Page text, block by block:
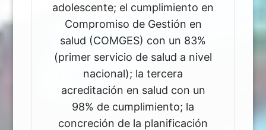
adolescente; el cumplimiento en
Compromiso de Gestión en
salud (COMGES) con un 83%
(primer servicio de salud a nivel
nacional); la tercera
acreditación en salud con un
98% de cumplimiento; la
concreción de la planificación